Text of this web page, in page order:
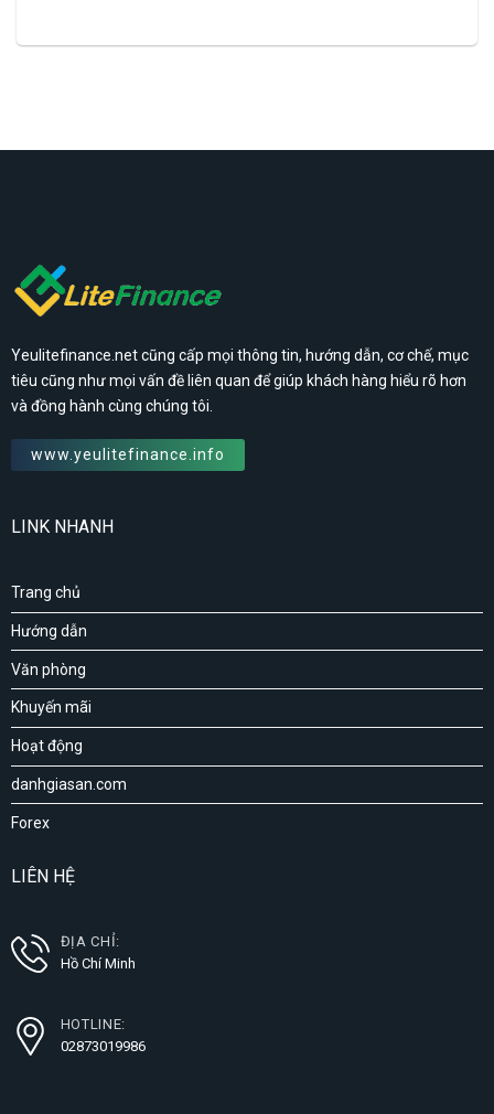
Yeulitefinance.net cũng cấp mọi thông tin, hướng dẫn, cơ chế, mục
tiêu cũng như mọi vấn đề liên quan để giúp khách hàng hiểu rõ hơn
và đồng hành cùng chúng tôi.
www.yeulitefinance.info
LINK NHANH
Trang chủ
Hướng dẫn
Văn phòng
Khuyến mãi
Hoạt động
danhgiasan.com
Forex
LIÊN HỆ
ĐỊA CHỈ:
Hồ Chí Minh
HOTLINE:
02873019986